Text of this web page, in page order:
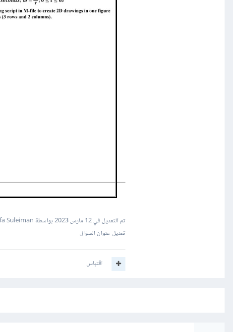
تم التعديل في12 مارس 2023
بواسطة Mustafa Suleiman
تعديل عنوان السؤال
اقتباس